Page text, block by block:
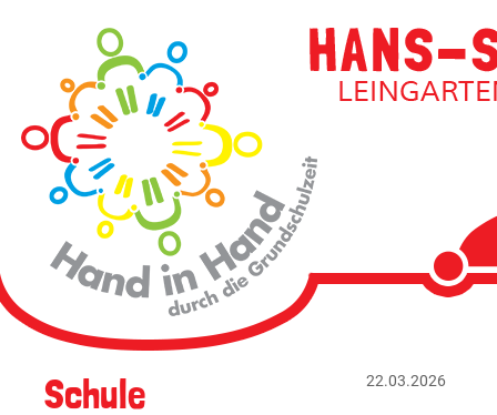
22.03.2026
Navigation
überspringen
Schule